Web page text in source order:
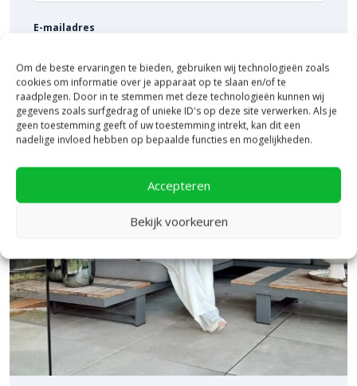
Om de beste ervaringen te bieden, gebruiken wij technologieën zoals
cookies om informatie over je apparaat op te slaan en/of te
raadplegen. Door in te stemmen met deze technologieën kunnen wij
gegevens zoals surfgedrag of unieke ID's op deze site verwerken. Als je
geen toestemming geeft of uw toestemming intrekt, kan dit een
nadelige invloed hebben op bepaalde functies en mogelijkheden.
Accepteren
Bekijk voorkeuren
project op een duurzame en stijlvolle manier vorm te geven.
Grid Halftone Anthracite – Stevig en stijlvol
met gras of grind
DeGrid HalftoneAnthracite uit hetDeer Concrete Grid-
assortimentbiedt een robuuste en moderne uitstraling, perfect
voor een strak contrast met groen gras of een natuurlijke
overgang met grind. Dankzij de afgeronde openingen voelt het
fietspaden. Geïnspireerd op de halftone-druktechniek en
nu verkrijgbaar bijBestratingsmarkt.comvoor de beste prijs in
Nederland.
E-mailadres